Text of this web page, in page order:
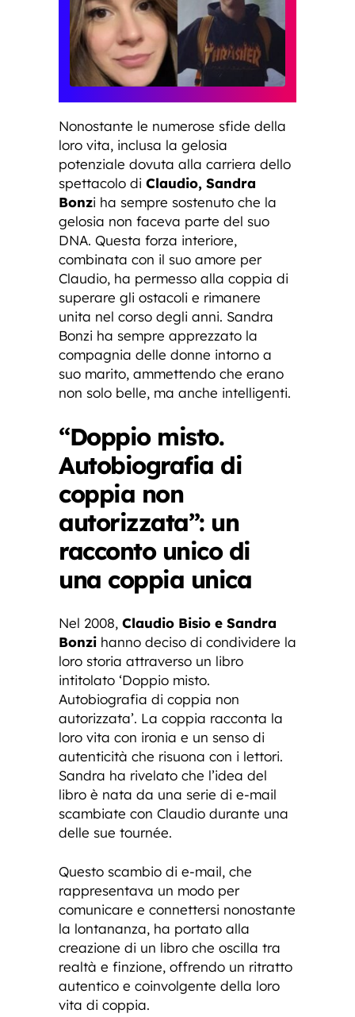
Nonostante le numerose sfide della
loro vita, inclusa la gelosia
potenziale dovuta alla carriera dello
spettacolo di Claudio, Sandra
Bonzi ha sempre sostenuto che la
gelosia non faceva parte del suo
DNA. Questa forza interiore,
combinata con il suo amore per
Claudio, ha permesso alla coppia di
superare gli ostacoli e rimanere
unita nel corso degli anni. Sandra
Bonzi ha sempre apprezzato la
compagnia delle donne intorno a
suo marito, ammettendo che erano
non solo belle, ma anche intelligenti.
“Doppio misto.
Autobiografia di
coppia non
autorizzata”: un
racconto unico di
una coppia unica
Nel 2008, Claudio Bisio e Sandra
Bonzi hanno deciso di condividere la
loro storia attraverso un libro
intitolato ‘Doppio misto.
Autobiografia di coppia non
autorizzata’. La coppia racconta la
loro vita con ironia e un senso di
autenticità che risuona con i lettori.
Sandra ha rivelato che l’idea del
libro è nata da una serie di e-mail
scambiate con Claudio durante una
delle sue tournée.
Questo scambio di e-mail, che
rappresentava un modo per
comunicare e connettersi nonostante
la lontananza, ha portato alla
creazione di un libro che oscilla tra
realtà e finzione, offrendo un ritratto
autentico e coinvolgente della loro
vita di coppia.